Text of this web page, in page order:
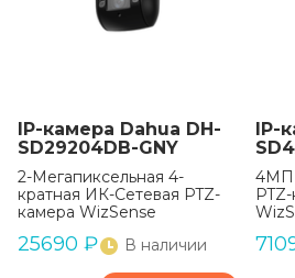
IP-камера Dahua DH-
SD29204DB-GNY
2-Мегапиксельная 4-
кратная ИК-Сетевая PTZ-
камера WizSense
25690 ₽ В наличии
IP-
4МП